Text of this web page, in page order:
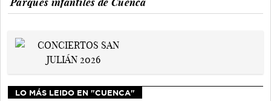
LO MÁS LEIDO EN "CUENCA"